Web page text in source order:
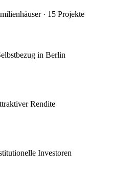
· 15 Projekte
in Berlin
Rendite
Investoren